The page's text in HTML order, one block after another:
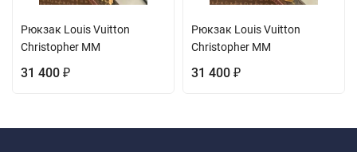
Рюкзак Louis Vuitton
Christopher MM
31 400 ₽
Рюкзак Louis Vuitton
Christopher MM
31 400 ₽